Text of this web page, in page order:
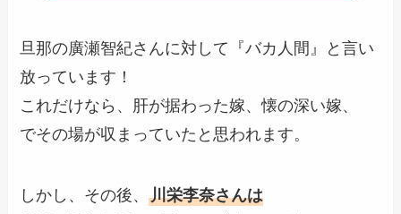
旦那の廣瀬智紀さんに対して『バカ人間』と言い
放っています！
これだけなら、肝が据わった嫁、懐の深い嫁、
でその場が収まっていたと思われます。
しかし、その後、川栄李奈さんは